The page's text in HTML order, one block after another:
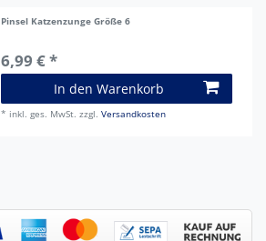
Pinsel Katzenzunge Größe 6
6,99 € *
In den Warenkorb
* inkl. ges. MwSt. zzgl.Versandkosten